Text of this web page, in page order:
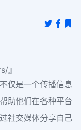
』
仅是一个传播信息
助他们在各种平台
社交媒体分享自己